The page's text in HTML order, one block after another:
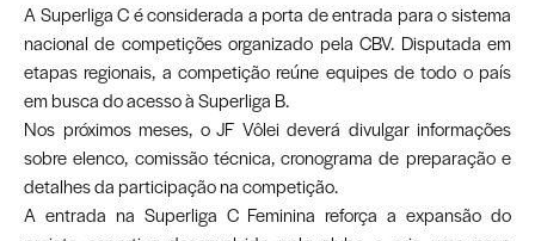
A Superliga C é considerada a porta de entrada para o sistema
nacional de competições organizado pela CBV. Disputada em
etapas regionais, a competição reúne equipes de todo o país
em busca do acesso à Superliga B.
Nos próximos meses, o JF Vôlei deverá divulgar informações
sobre elenco, comissão técnica, cronograma de preparação e
detalhes da participação na competição.
A entrada na Superliga C Feminina reforça a expansão do